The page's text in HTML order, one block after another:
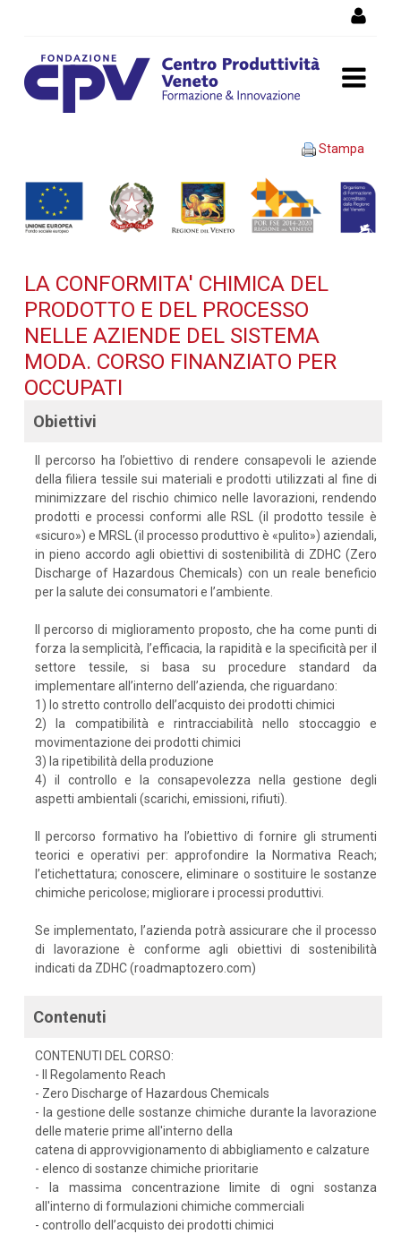
LA CONFORMITA' CHIMICA
DEL PRODOTTO E DEL
PROCESSO NELLE AZIENDE
finanziato per occupati -
Dettaglio corso di
formazione
Stampa
LA CONFORMITA' CHIMICA DEL
PRODOTTO E DEL PROCESSO
NELLE AZIENDE DEL SISTEMA
MODA. CORSO FINANZIATO PER
OCCUPATI
Obiettivi
Il percorso ha l’obiettivo di rendere consapevoli le aziende
della filiera tessile sui materiali e prodotti utilizzati al fine di
minimizzare del rischio chimico nelle lavorazioni, rendendo
prodotti e processi conformi alle RSL (il prodotto tessile è
«sicuro») e MRSL (il processo produttivo è «pulito») aziendali,
in pieno accordo agli obiettivi di sostenibilità di ZDHC (Zero
Discharge of Hazardous Chemicals) con un reale beneficio
per la salute dei consumatori e l’ambiente.
Il percorso di miglioramento proposto, che ha come punti di
forza la semplicità, l’efficacia, la rapidità e la specificità per il
settore tessile, si basa su procedure standard da
implementare all’interno dell’azienda, che riguardano:
1) lo stretto controllo dell’acquisto dei prodotti chimici
2) la compatibilità e rintracciabilità nello stoccaggio e
movimentazione dei prodotti chimici
3) la ripetibilità della produzione
4) il controllo e la consapevolezza nella gestione degli
aspetti ambientali (scarichi, emissioni, rifiuti).
Il percorso formativo ha l’obiettivo di fornire gli strumenti
teorici e operativi per: approfondire la Normativa Reach;
l’etichettatura; conoscere, eliminare o sostituire le sostanze
chimiche pericolose; migliorare i processi produttivi.
Se implementato, l’azienda potrà assicurare che il processo
di lavorazione è conforme agli obiettivi di sostenibilità
indicati da ZDHC (roadmaptozero.com)
Contenuti
CONTENUTI DEL CORSO:
- Il Regolamento Reach
- Zero Discharge of Hazardous Chemicals
- la gestione delle sostanze chimiche durante la lavorazione
delle materie prime all'interno della
catena di approvvigionamento di abbigliamento e calzature
- elenco di sostanze chimiche prioritarie
- la massima concentrazione limite di ogni sostanza
all'interno di formulazioni chimiche commerciali
- controllo dell’acquisto dei prodotti chimici